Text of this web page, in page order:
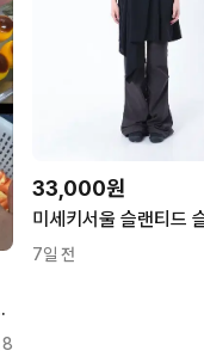
오바오)
8
33,000원
7일 전